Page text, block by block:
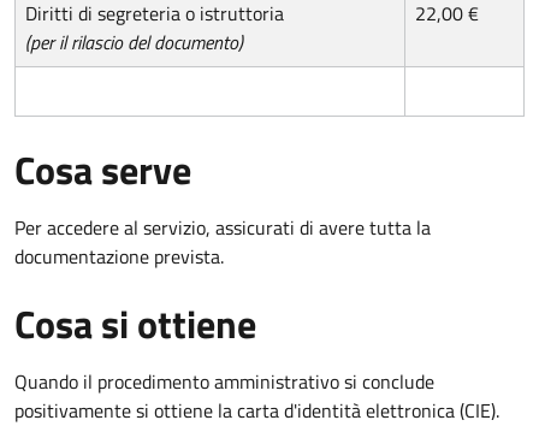
Diritti di segreteria o istruttoria
(per il rilascio del documento)
22,00 €
Cosa serve
Per accedere al servizio, assicurati di avere tutta la
documentazione prevista.
Cosa si ottiene
Quando il procedimento amministrativo si conclude
positivamente si ottiene la carta d'identità elettronica (CIE).